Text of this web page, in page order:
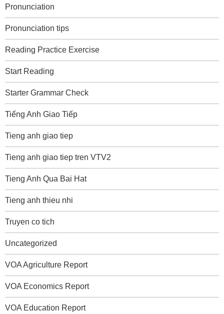
Pronunciation
Pronunciation tips
Reading Practice Exercise
Start Reading
Starter Grammar Check
Tiếng Anh Giao Tiếp
Tieng anh giao tiep
Tieng anh giao tiep tren VTV2
Tieng Anh Qua Bai Hat
Tieng anh thieu nhi
Truyen co tich
Uncategorized
VOA Agriculture Report
VOA Economics Report
VOA Education Report